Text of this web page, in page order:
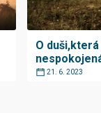
O
21. 6. 2023